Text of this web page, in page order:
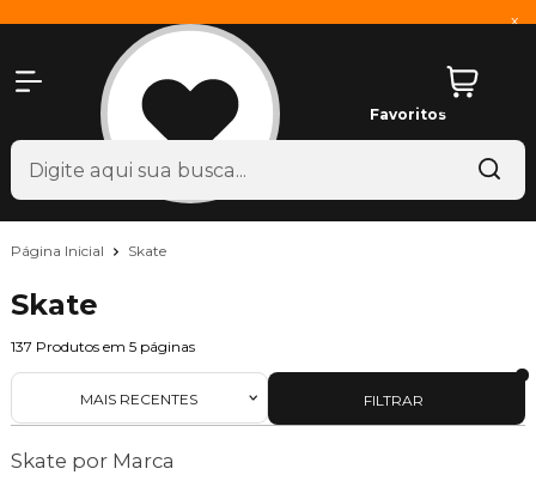
x
Favoritos
Página Inicial Skate
Skate
137 Produtos em 5 páginas
FILTRAR
MAIS RECENTES
Skate por Marca